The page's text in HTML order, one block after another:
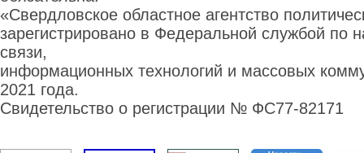
«Свердловское областное агентство
зарегистрировано в Федеральной службой по
связи,
информационных технологий и массовых
2021 года.
Свидетельство о регистрации № ФС77-82171